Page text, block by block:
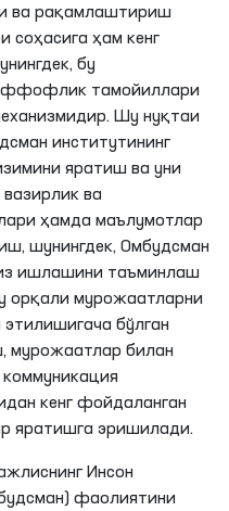
ва рақамлаштириш
соҳасига ҳам кенг
бу
тамойиллари
Шу нуқтаи
институтининг
яратиш ва уни
ва
ҳамда маълумотлар
шунингдек, Омбудсман
ишлашини таъминлаш
орқали мурожаатларни
бўлган
мурожаатлар билан
кенг фойдаланган
яратишга эришилади.
Инсон
фаолиятини